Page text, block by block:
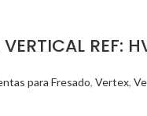
REF:
para Fresado, Vertex,